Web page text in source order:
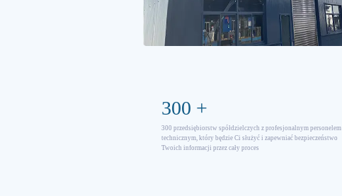
300 +
300 przedsiębiorstw spółdzielczych z profesjonalnym personelem
technicznym, który będzie Ci służyć i zapewniać bezpieczeństwo
Twoich informacji przez cały proces